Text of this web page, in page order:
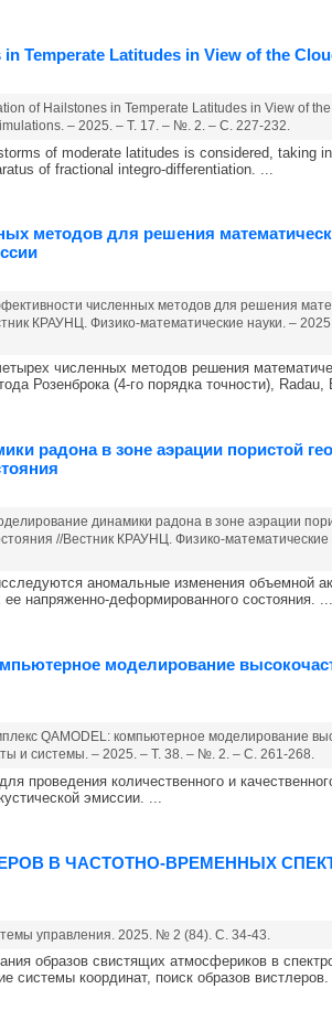
Temperate Latitudes in View of the
of Hailstones in Temperate Latitudes in View of
– 2025. – Т. 17. – №. 2. – С. 227-232.
of moderate latitudes is considered, taking
of fractional integro-differentiation. ...
методов для решения
численных методов для решения
КРАУНЦ. Физико-математические науки. –
численных методов решения
Розенброка (4-го порядка точности), Radau,
радона в зоне аэрации пористой
динамики радона в зоне аэрации
//Вестник КРАУНЦ. Физико-математические
аномальные изменения объемной
ее напряженно-деформированного состояния. ...
моделирование
QAMODEL: компьютерное моделирование
и системы. – 2025. – Т. 38. – №. 2. – С. 261-268.
проведения количественного и
эмиссии. ...
В ЧАСТОТНО-ВРЕМЕННЫХ
управления. 2025. № 2 (84). С. 34-43.
образов свистящих атмосфериков в
системы координат, поиск образов вистлеров.